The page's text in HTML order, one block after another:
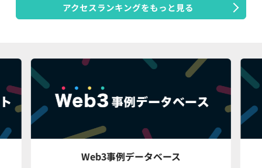
アクセスランキングをもっと見る
Web3事例データベース